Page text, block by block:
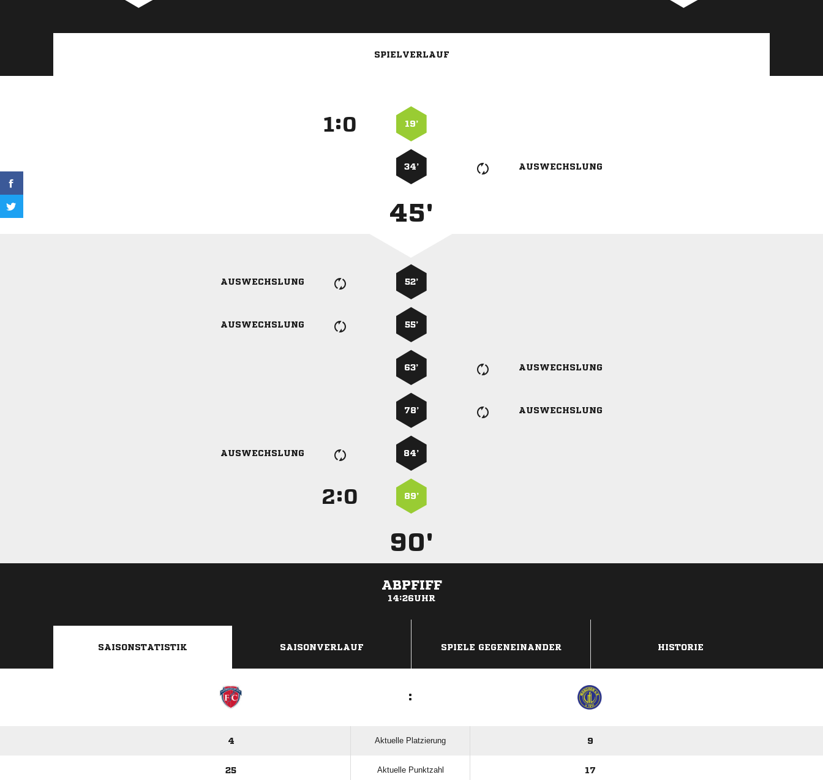
SPIELVERLAUF
: 19’
34’ AUSWECHSLUNG
45'
AUSWECHSLUNG 52’
AUSWECHSLUNG 55’
63’ AUSWECHSLUNG
78’ AUSWECHSLUNG
AUSWECHSLUNG 84’
: 89’
90'
ABPFIFF
14:26UHR
SAISONSTATISTIK SAISONVERLAUF SPIELE GEGENEINANDER HISTORIE
:
4 Aktuelle Platzierung 9
25 Aktuelle Punktzahl 17